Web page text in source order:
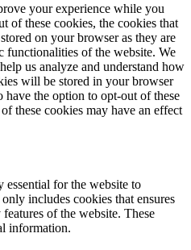
your experience while you
of these cookies, the cookies that
on your browser as they are
functionalities of the website. We
us analyze and understand how
will be stored in your browser
the option to opt-out of these
these cookies may have an effect
essential for the website to
includes cookies that ensures
of the website. These
information.